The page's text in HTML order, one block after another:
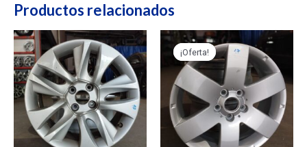
Productos relacionados
¡Oferta!
¡Oferta!